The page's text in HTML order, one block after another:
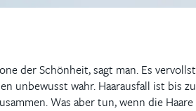
der Schönheit, sagt man. Es
unbewusst wahr. Haarausfall ist bis
Was aber tun, wenn die